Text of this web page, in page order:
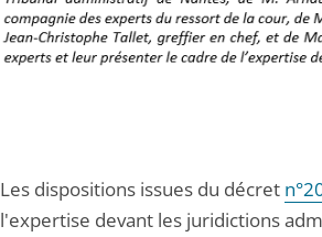
Les dispositions issues du décret
l'expertise devant les juridictions